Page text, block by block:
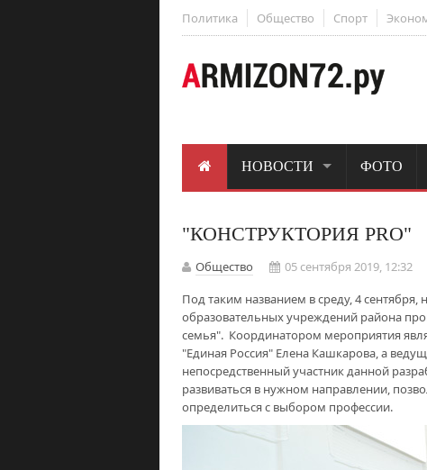
Политика Общество Спорт
НОВОСТИ ФОТО
"КОНСТРУКТОРИЯ PRO"
Общество
05 сентября 2019, 12:32
Под таким названием в среду, 4
образовательных учреждений района
семья". Координатором мероприятия
"Единая Россия" Елена Кашкарова, а
непосредственный участник данной
развиваться в нужном направлении,
определиться с выбором профессии.